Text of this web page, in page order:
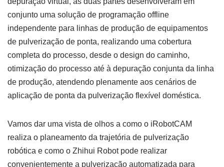
conjunto uma solução de programação offline
independente para linhas de produção de equipamentos
de pulverização de ponta, realizando uma cobertura
completa do processo, desde o design do caminho,
otimização do processo até à depuração conjunta da linha
de produção, atendendo plenamente aos cenários de
aplicação de ponta da pulverização flexível doméstica.
Vamos dar uma vista de olhos a como o iRobotCAM
realiza o planeamento da trajetória de pulverização
robótica e como o Zhihui Robot pode realizar
convenientemente a pulverização automatizada para